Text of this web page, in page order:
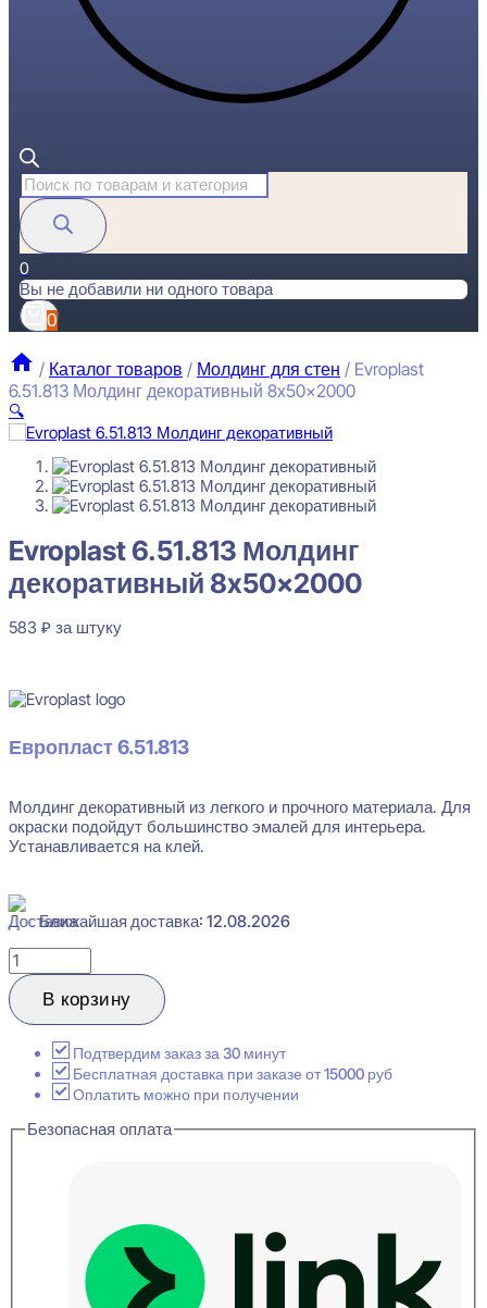
Поиск
товаров
0
Вы не добавили ни одного товара
0
/ Каталог товаров / Молдинг для стен / Evroplast
6.51.813 Молдинг декоративный 8x50x2000
🔍
Evroplast 6.51.813 Молдинг декоративный 8x50x2000
583₽ за штуку
Evroplast 6.51.813 Молдинг
декоративный 8x50x2000
583 ₽ за штуку
Европласт 6.51.813
Молдинг декоративный из легкого и прочного материала. Для
окраски подойдут большинство эмалей для интерьера.
Устанавливается на клей.
Ближайшая доставка: 12.08.2026
Количество
товара
Evroplast
6.51.813
декоративный
8x50x2000
В корзину
Подтвердим заказ за 30 минут
Бесплатная доставка при заказе от 15000 руб
Оплатить можно при получении
Безопасная оплата